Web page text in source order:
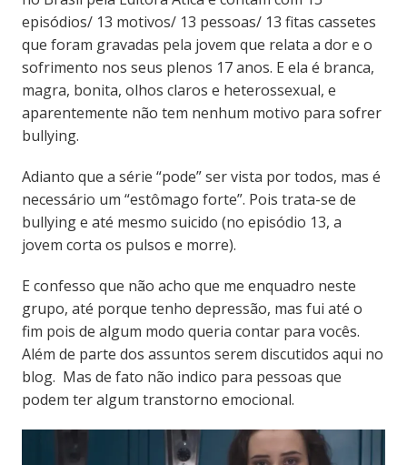
episódios/ 13 motivos/ 13 pessoas/ 13 fitas cassetes
que foram gravadas pela jovem que relata a dor e o
sofrimento nos seus plenos 17 anos. E ela é branca,
magra, bonita, olhos claros e heterossexual, e
aparentemente não tem nenhum motivo para sofrer
bullying.
Adianto que a série “pode” ser vista por todos, mas é
necessário um “estômago forte”. Pois trata-se de
bullying e até mesmo suicido (no episódio 13, a
jovem corta os pulsos e morre).
E confesso que não acho que me enquadro neste
grupo, até porque tenho depressão, mas fui até o
fim pois de algum modo queria contar para vocês.
Além de parte dos assuntos serem discutidos aqui no
blog. Mas de fato não indico para pessoas que
podem ter algum transtorno emocional.